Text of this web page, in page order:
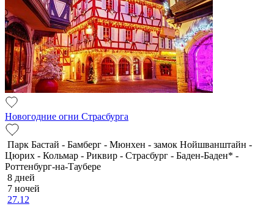
Новогодние огни Страсбурга
Парк Бастай - Бамберг - Мюнхен - замок Нойшванштайн -
Цюрих - Кольмар - Риквир - Страсбург - Баден-Баден* -
Роттенбург-на-Таубере
8 дней
7 ночей
27.12